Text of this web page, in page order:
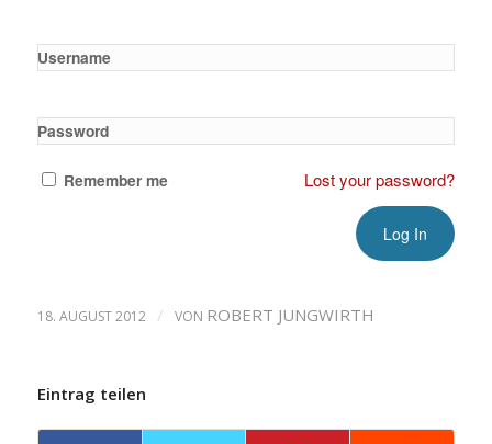
Username
Password
Remember me Lost your password?
18. AUGUST 2012 / VON ROBERT JUNGWIRTH
Eintrag teilen